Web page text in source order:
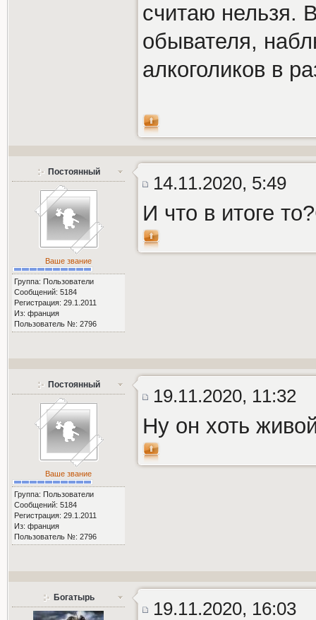
считаю нельзя.
обывателя,
алкоголиков в
Постоянный
Ваше звание
Группа: Пользователи
Сообщений: 5184
Регистрация: 29.1.2011
Из: франция
Пользователь №: 2796
14.11.2020, 5:49
И что в итоге
Постоянный
Ваше звание
Группа: Пользователи
Сообщений: 5184
Регистрация: 29.1.2011
Из: франция
Пользователь №: 2796
19.11.2020, 11:32
Ну он хоть
Богатырь
19.11.2020, 16:03